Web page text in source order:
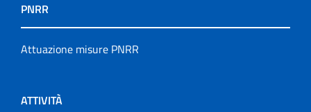
PNRR
Attuazione misure PNRR
ATTIVITÀ